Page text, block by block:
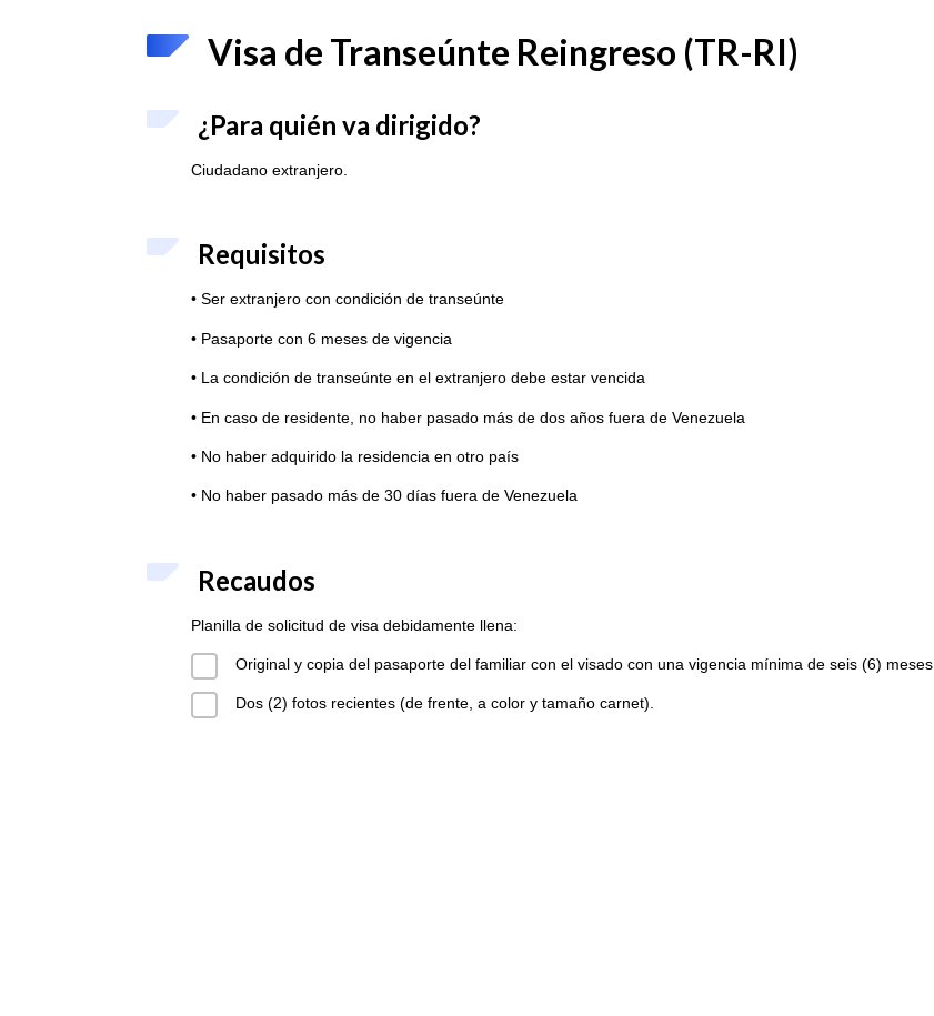
Visa de Transeúnte Reingreso (TR-RI)
¿Para quién va dirigido?
Ciudadano extranjero.
Requisitos
• Ser extranjero con condición de transeúnte
• Pasaporte con 6 meses de vigencia
• La condición de transeúnte en el extranjero debe estar vencida
• En caso de residente, no haber pasado más de dos años fuera de Venezuela
• No haber adquirido la residencia en otro país
• No haber pasado más de 30 días fuera de Venezuela
Recaudos
Planilla de solicitud de visa debidamente llena:
Original y copia del pasaporte del familiar con el visado con una vigencia mínima de seis (6) meses.
Dos (2) fotos recientes (de frente, a color y tamaño carnet).